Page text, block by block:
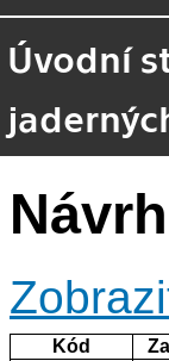
Úvodní
Kód